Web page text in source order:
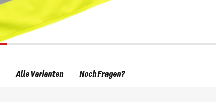
Alle Varianten Noch Fragen?